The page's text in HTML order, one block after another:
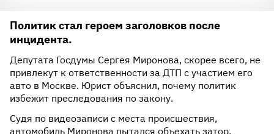
Политик стал героем заголовков после
инцидента.
Депутата Госдумы Сергея Миронова, скорее всего, не
привлекут к ответственности за ДТП с участием его
авто в Москве. Юрист объяснил, почему политик
избежит преследования по закону.
Судя по видеозаписи с места происшествия,
автомобиль Миронова пытался объехать затор,